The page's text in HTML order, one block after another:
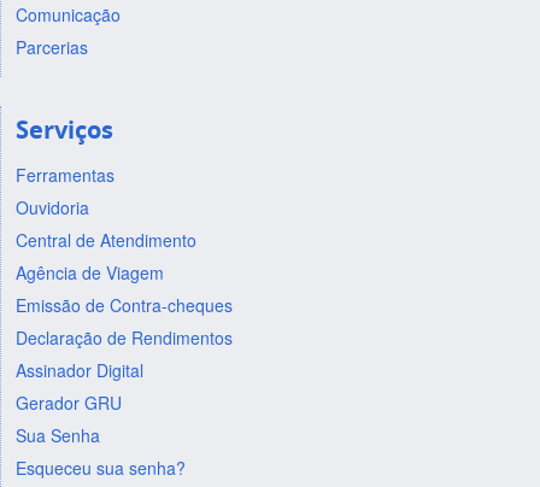
Comunicação
Parcerias
Serviços
Ferramentas
Ouvidoria
Central de Atendimento
Agência de Viagem
Emissão de Contra-cheques
Declaração de Rendimentos
Assinador Digital
Gerador GRU
Sua Senha
Esqueceu sua senha?